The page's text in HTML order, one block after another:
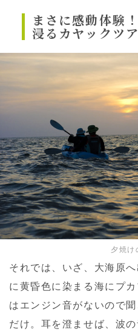
まさに感動体験
浸るカヤックツ
夕焼け
それでは、いざ、大海原
に黄昏色に染まる海にプ
はエンジン音がないので
だけ。耳を澄ませば、波